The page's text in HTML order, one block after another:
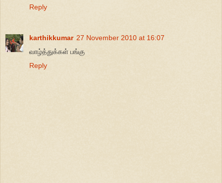
Reply
karthikkumar 27 November 2010 at 16:07
வாழ்த்துக்கள் பங்கு
Reply